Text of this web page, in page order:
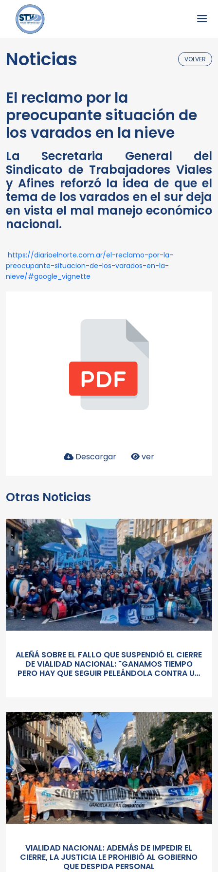
Noticias VOLVER
El reclamo por la
preocupante situación de
los varados en la nieve
La Secretaria General del
Sindicato de Trabajadores Viales
y Afines reforzó la idea de que el
tema de los varados en el sur deja
en vista el mal manejo económico
nacional.
https://diarioelnorte.com.ar/el-reclamo-por-la-
preocupante-situacion-de-los-varados-en-la-
nieve/#google_vignette
Descargar ver
Otras Noticias
ALEÑÁ SOBRE EL FALLO QUE SUSPENDIÓ EL CIERRE
DE VIALIDAD NACIONAL: "GANAMOS TIEMPO
PERO HAY QUE SEGUIR PELEÁNDOLA CONTRA UN
VIALIDAD NACIONAL: ADEMÁS DE IMPEDIR EL
CIERRE, LA JUSTICIA LE PROHIBIÓ AL GOBIERNO
QUE DESPIDA PERSONAL